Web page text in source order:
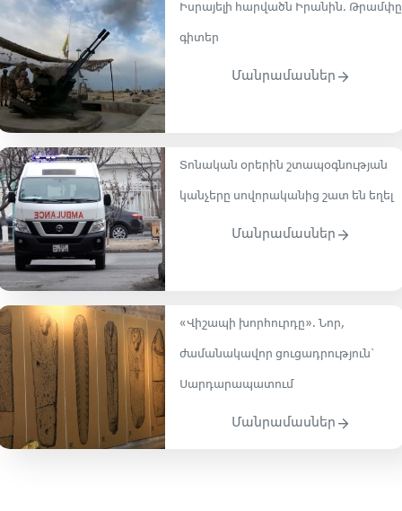
Իսրայելի հարվածն Իրանին. Թրամփը
գիտեր
Մանրամասներ
Տոնական օրերին շտապօգնության
կանչերը սովորականից շատ են եղել
Մանրամասներ
«Վիշապի խորհուրդը». Նոր,
ժամանակավոր ցուցադրություն`
Սարդարապատում
Մանրամասներ